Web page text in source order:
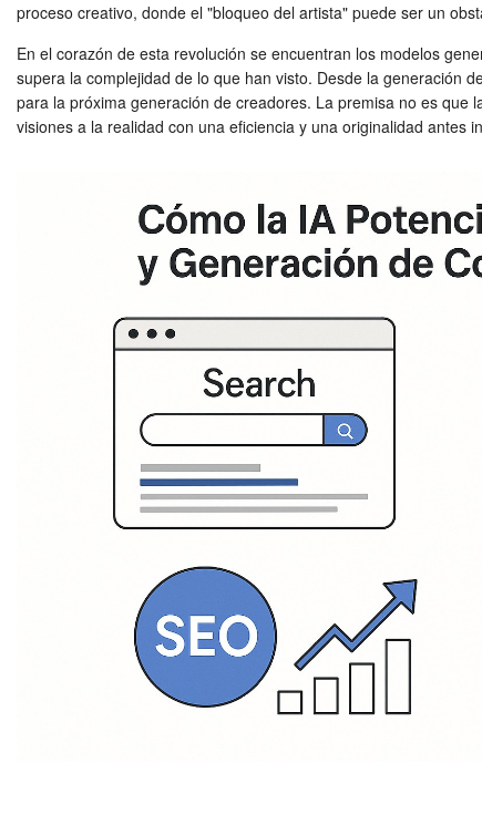
proceso creativo, donde el "bloqueo del artista" puede ser un
En el corazón de esta revolución se encuentran los modelos
supera la complejidad de lo que han visto. Desde la generación
para la próxima generación de creadores. La premisa no es
visiones a la realidad con una eficiencia y una originalidad antes